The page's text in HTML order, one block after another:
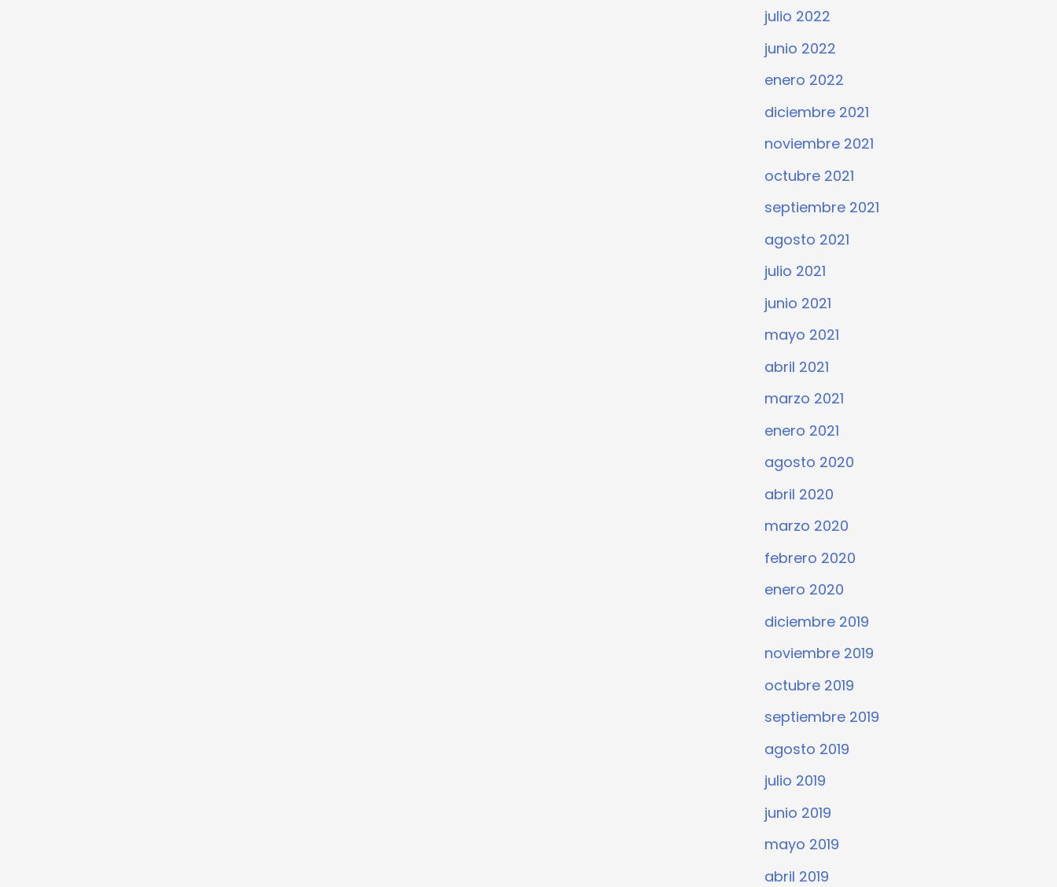
julio 2022
junio 2022
enero 2022
diciembre 2021
noviembre 2021
octubre 2021
septiembre 2021
agosto 2021
julio 2021
junio 2021
mayo 2021
abril 2021
marzo 2021
enero 2021
agosto 2020
abril 2020
marzo 2020
febrero 2020
enero 2020
diciembre 2019
noviembre 2019
octubre 2019
septiembre 2019
agosto 2019
julio 2019
junio 2019
mayo 2019
abril 2019